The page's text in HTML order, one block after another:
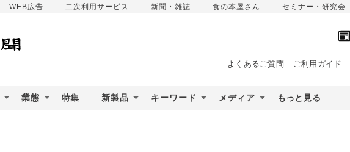
WEB広告 二次利用サービス 新聞・雑誌 食の本屋さん セミナー・研究会
よくあるご質問 ご利用ガイド
業態 特集 新製品 キーワード メディア もっと見る